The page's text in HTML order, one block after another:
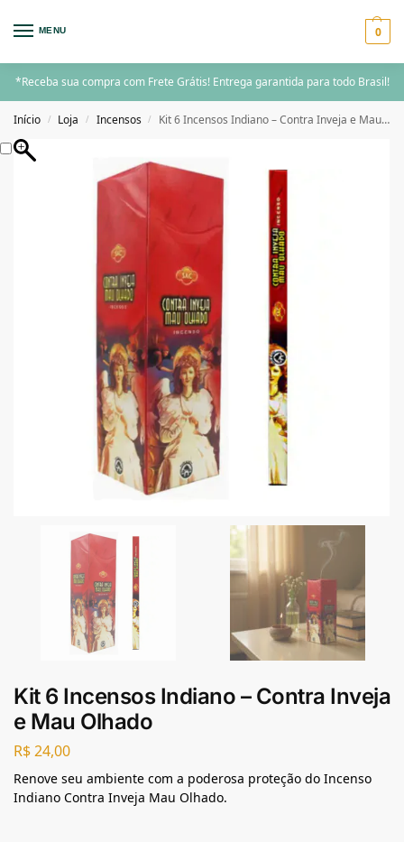
MENU 0
*Receba sua compra com Frete Grátis! Entrega garantida para todo Brasil!
Início / Loja / Incensos / Kit 6 Incensos Indiano – Contra Inveja e Mau Olhado
Kit 6 Incensos Indiano – Contra Inveja
e Mau Olhado
R$24,00
Renove seu ambiente com a poderosa proteção do Incenso
Indiano Contra Inveja Mau Olhado.